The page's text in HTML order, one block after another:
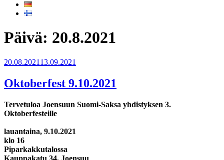
Päivä: 20.8.2021
Julkaistu
20.08.2021 13.09.2021
Oktoberfest 9.10.2021
Tervetuloa Joensuun Suomi-Saksa yhdistyksen 3.
Oktoberfesteille
lauantaina, 9.10.2021
klo 16
Piparkakkutalossa
Kauppakatu 34, Joensuu